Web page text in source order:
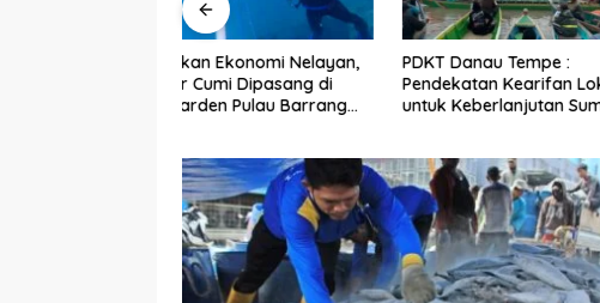
PDKT Danau Tempe :
Pendekatan Kearifan Lokal
untuk Keberlanjutan Sumber
Cara Mengatasi
pada Sapi
dan Medis